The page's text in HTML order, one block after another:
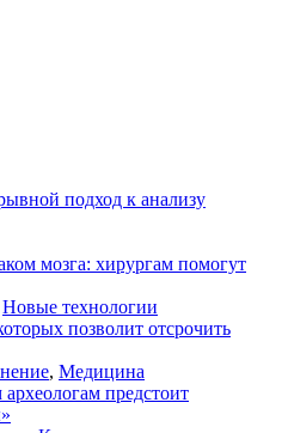
подход к анализу
мозга: хирургам помогут
Новые технологии
позволит отсрочить
, Медицина
предстоит